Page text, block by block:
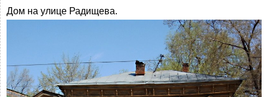
Дом на улице Радищева.